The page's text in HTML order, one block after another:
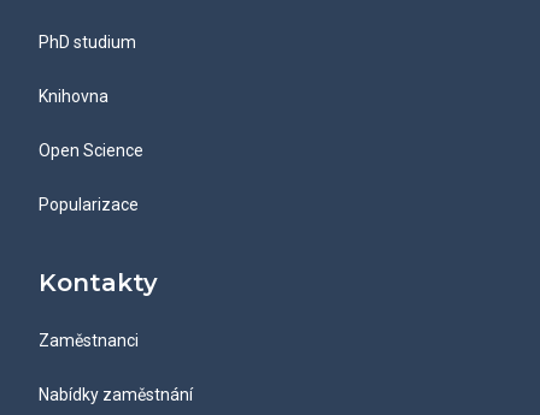
PhD studium
Knihovna
Open Science
Popularizace
Kontakty
Zaměstnanci
Nabídky zaměstnání